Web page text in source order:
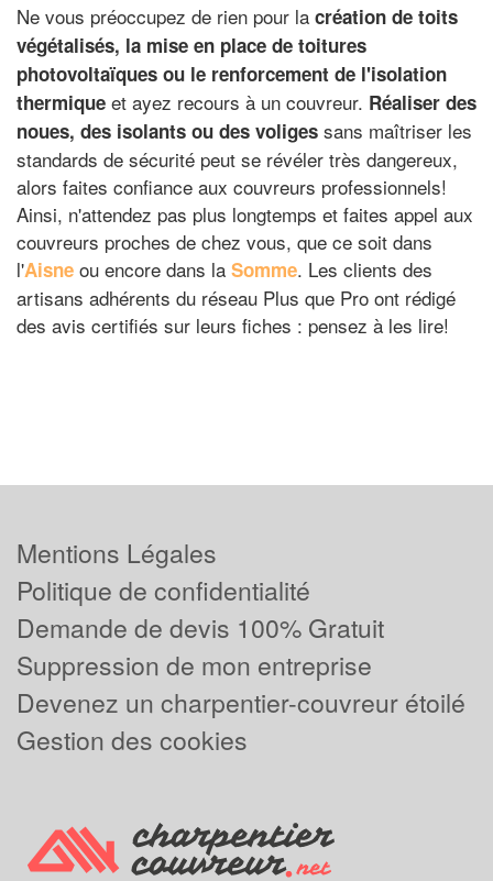
Ne vous préoccupez de rien pour la création de toits
végétalisés, la mise en place de toitures
photovoltaïques ou le renforcement de l'isolation
thermique et ayez recours à un couvreur. Réaliser des
noues, des isolants ou des voliges sans maîtriser les
standards de sécurité peut se révéler très dangereux,
alors faites confiance aux couvreurs professionnels!
Ainsi, n'attendez pas plus longtemps et faites appel aux
couvreurs proches de chez vous, que ce soit dans
l'Aisne ou encore dans la Somme. Les clients des
artisans adhérents du réseau Plus que Pro ont rédigé
des avis certifiés sur leurs fiches : pensez à les lire!
Mentions Légales
Politique de confidentialité
Demande de devis 100% Gratuit
Suppression de mon entreprise
Devenez un charpentier-couvreur étoilé
Gestion des cookies